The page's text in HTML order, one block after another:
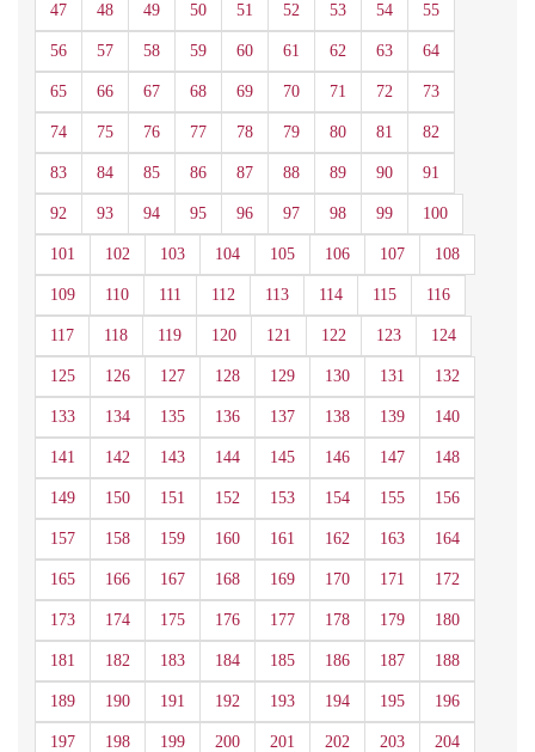
47 48 49 50 51 52 53 54 55
56 57 58 59 60 61 62 63 64
65 66 67 68 69 70 71 72 73
74 75 76 77 78 79 80 81 82
83 84 85 86 87 88 89 90 91
92 93 94 95 96 97 98 99 100
101 102 103 104 105 106 107 108
109 110 111 112 113 114 115 116
117 118 119 120 121 122 123 124
125 126 127 128 129 130 131 132
133 134 135 136 137 138 139 140
141 142 143 144 145 146 147 148
149 150 151 152 153 154 155 156
157 158 159 160 161 162 163 164
165 166 167 168 169 170 171 172
173 174 175 176 177 178 179 180
181 182 183 184 185 186 187 188
189 190 191 192 193 194 195 196
197 198 199 200 201 202 203 204